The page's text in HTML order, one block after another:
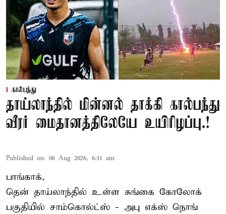
கால்பந்து
தாய்லாந்தில் மின்னல் தாக்கி கால்பந்து
வீரர் மைதானத்திலேயே உயிரிழப்பு.!
Published on: 06 Aug 2026, 6:31 am
பாங்காக்,
தென் தாய்லாந்தில் உள்ள சுங்கை கோலோக்
பகுதியில் சாம்கொல்ட்ஸ் - அபு எக்ஸ் நொங்